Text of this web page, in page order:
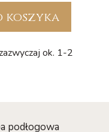
koszyka
ok. 1-2
podłogowa